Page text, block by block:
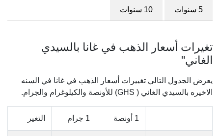
5 سنوات 10 سنوات
تغيرات أسعار الذهب في غانا بالسيدي
الغاني"
يعرض الجدول التالي تغييرات أسعار الذهب في غانا في السنه
الاخيره بالسيدي الغاني ( GHS) للأونصة والكيلوغرام والجرام.
1 أونصة 1 جرام التغير